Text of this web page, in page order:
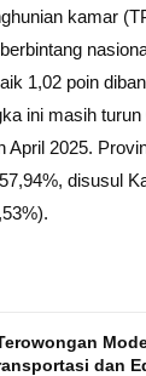
kamar
1,02 poin
ini masih turun
April 2025.
disusul
dan